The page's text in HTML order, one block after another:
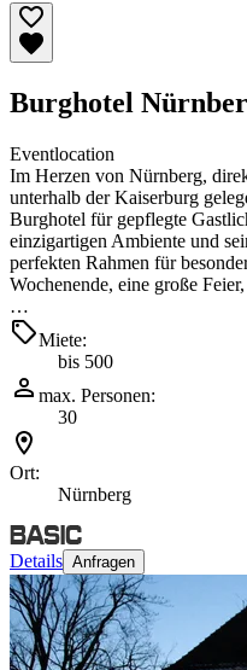
Burghotel
Eventlocation
Im Herzen von Nürnberg,
unterhalb der Kaiserburg
Burghotel für gepflegte
einzigartigen Ambiente und
perfekten Rahmen für
Wochenende, eine große
…
Miete:
bis 500
max. Personen:
30
Ort:
Nürnberg
Details Anfragen